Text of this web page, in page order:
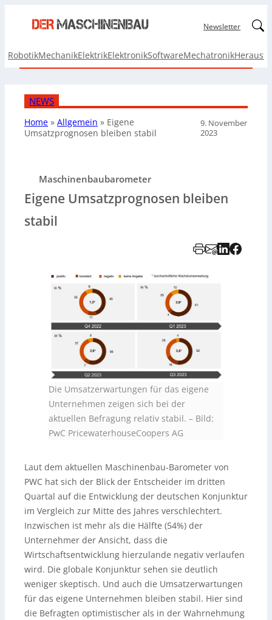
Newsletter
RobotikMechanikElektrikElektronikSoftwareMechatronik
NEWS
Home » Allgemein » Eigene
Umsatzprognosen bleiben stabil
9. November
2023
Maschinenbaubarometer
Eigene Umsatzprognosen bleiben
stabil
Die Umsatzerwartungen für das eigene
Unternehmen zeigen sich bei der
aktuellen Befragung relativ stabil. – Bild:
PwC PricewaterhouseCoopers AG
Laut dem aktuellen Maschinenbau-Barometer von
PWC hat sich der Blick der Entscheider im dritten
Quartal auf die Entwicklung der deutschen Konjunktur
im Vergleich zur Mitte des Jahres verschlechtert.
Inzwischen ist mehr als die Hälfte (54%) der
Unternehmer der Ansicht, dass die
Wirtschaftsentwicklung hierzulande negativ verlaufen
wird. Die globale Konjunktur sehen sie deutlich
weniger skeptisch. Und auch die Umsatzerwartungen
für das eigene Unternehmen bleiben stabil. Hier sind
die Befragten optimistischer als in der Wahrnehmung